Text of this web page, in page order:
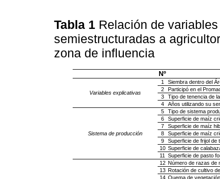
Tabla 1 Relación de
semiestructuradas a
zona de influencia
Nº
Variables explicativas
1
Siembra dentro del
2
Participó en el
3
Tipo de tenencia de
4
Años utilizando su
Sistema de producción
5
Tipo de sistema
6
Superficie de maíz
7
Superficie de maíz
8
Superficie de maíz
9
Superficie de frijol de
10 Superficie de
11 Superficie de pasto
12 Número de razas de
13
Rotación de cultivo
14 Quema de